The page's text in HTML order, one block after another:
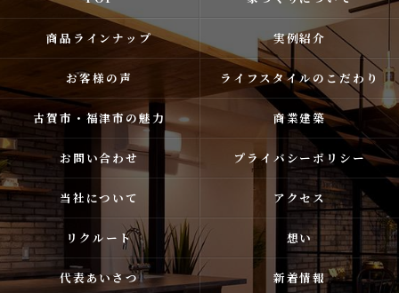
商品ラインナップ 実例紹介
お客様の声 ライフスタイルのこだわり
古賀市・福津市の魅力 商業建築
お問い合わせ プライバシーポリシー
当社について アクセス
リクルート 想い
代表あいさつ 新着情報